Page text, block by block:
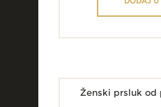
Ženski prsluk od